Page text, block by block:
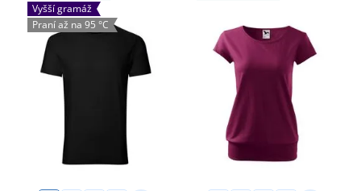
Vyšší gramáž
Praní až na 95 °C